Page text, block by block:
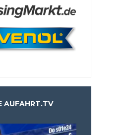
AUFAHRT.TV